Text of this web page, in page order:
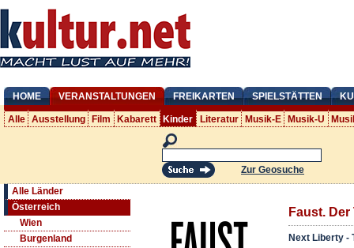
HOME VERANSTALTUNGEN FREIKARTEN SPIELSTÄTTEN
Alle Ausstellung Film Kabarett Kinder Literatur Musik-E Musik-U
Zur Geosuche
Alle Länder
Österreich
Wien
Burgenland
Faust.
Next Liberty -